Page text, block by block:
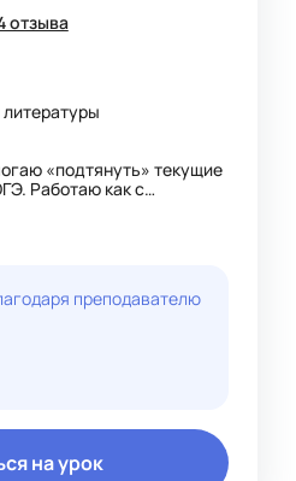
отзыва
«подтянуть» текущие
Работаю как с
экзамен на
нужно перейти порог
сама (курсы ИРО,
и являюсь действующим
ИИ в
преподавателю
на урок